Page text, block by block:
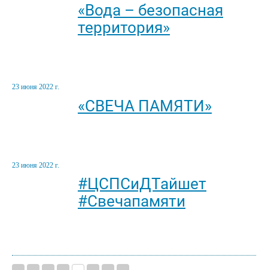
«Вода – безопасная
территория»
23 июня 2022 г.
«СВЕЧА ПАМЯТИ»
23 июня 2022 г.
#ЦСПСиДТайшет
#Свечапамяти